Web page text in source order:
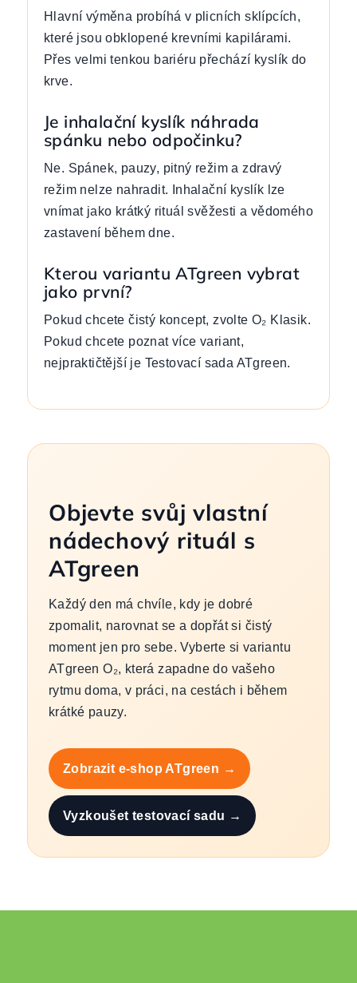
Hlavní výměna probíhá v plicních sklípcích,
které jsou obklopené krevními kapilárami.
Přes velmi tenkou bariéru přechází kyslík do
krve.
Je inhalační kyslík náhrada
spánku nebo odpočinku?
Ne. Spánek, pauzy, pitný režim a zdravý
režim nelze nahradit. Inhalační kyslík lze
vnímat jako krátký rituál svěžesti a vědomého
zastavení během dne.
Kterou variantu ATgreen vybrat
jako první?
Pokud chcete čistý koncept, zvolte O₂ Klasik.
Pokud chcete poznat více variant,
nejpraktičtější je Testovací sada ATgreen.
Objevte svůj vlastní
nádechový rituál s
ATgreen
Každý den má chvíle, kdy je dobré
zpomalit, narovnat se a dopřát si čistý
moment jen pro sebe. Vyberte si variantu
ATgreen O₂, která zapadne do vašeho
rytmu doma, v práci, na cestách i během
krátké pauzy.
Zobrazit e-shop ATgreen →
Vyzkoušet testovací sadu →